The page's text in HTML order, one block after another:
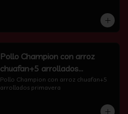
Pollo Champion con arroz
chuafan+5 arrollados
primavera
Pollo Champion con arroz chuafan+5
arrollados primavera